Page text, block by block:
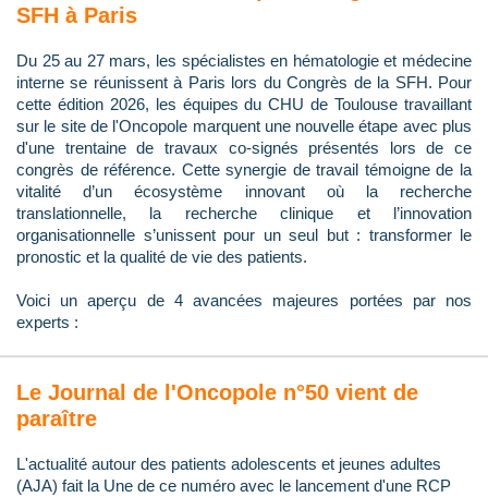
SFH à Paris
Du 25 au 27 mars, les spécialistes en hématologie et médecine
interne se réunissent à Paris lors du Congrès de la SFH. Pour
cette édition 2026, les équipes du CHU de Toulouse travaillant
sur le site de l'Oncopole marquent une nouvelle étape avec plus
d'une trentaine de travaux co-signés présentés lors de ce
congrès de référence. Cette synergie de travail témoigne de la
vitalité d’un écosystème innovant où la recherche
translationnelle, la recherche clinique et l’innovation
organisationnelle s’unissent pour un seul but : transformer le
pronostic et la qualité de vie des patients.
Voici un aperçu de 4 avancées majeures portées par nos
experts :
Le Journal de l'Oncopole n°50 vient de
paraître
L'actualité autour des patients adolescents et jeunes adultes
(AJA) fait la Une de ce numéro avec le lancement d'une RCP